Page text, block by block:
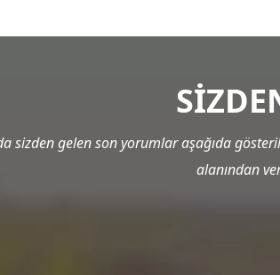
sizden gelen son yorumlar aşağıda
alanından